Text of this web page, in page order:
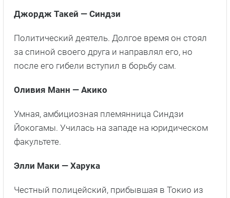
Джордж Такей — Синдзи
Политический деятель. Долгое время он стоял
за спиной своего друга и направлял его, но
после его гибели вступил в борьбу сам.
Оливия Манн — Акико
Умная, амбициозная племянница Синдзи
Йокогамы. Училась на западе на юридическом
факультете.
Элли Маки — Харука
Честный полицейский, прибывшая в Токио из